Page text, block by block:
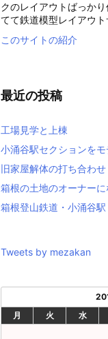
クのレイアウトばっか
てて鉄道模型レイアウ
このサイトの紹介
最近の投稿
工場見学と上棟
小涌谷駅セクションを
旧家屋解体の打ち合わせ
箱根の土地のオーナーに
箱根登山鉄道・小涌谷駅
Tweets by mezakan
月
火 水